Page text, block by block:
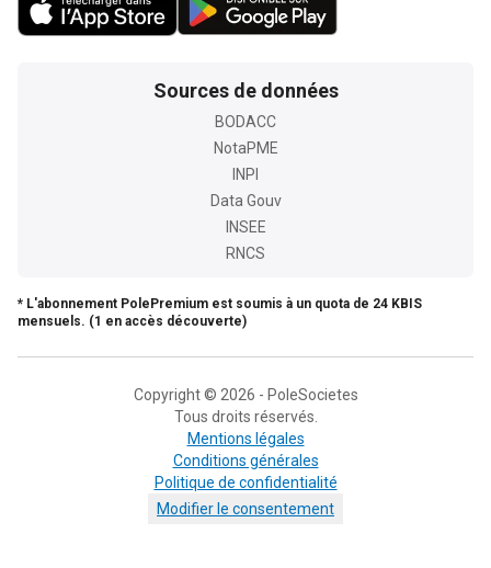
Sources de données
BODACC
NotaPME
INPI
Data Gouv
INSEE
RNCS
* L'abonnement PolePremium est soumis à un quota de 24 KBIS
mensuels. (1 en accès découverte)
Copyright © 2026 - PoleSocietes
Tous droits réservés.
Mentions légales
Conditions générales
Politique de confidentialité
Modifier le consentement